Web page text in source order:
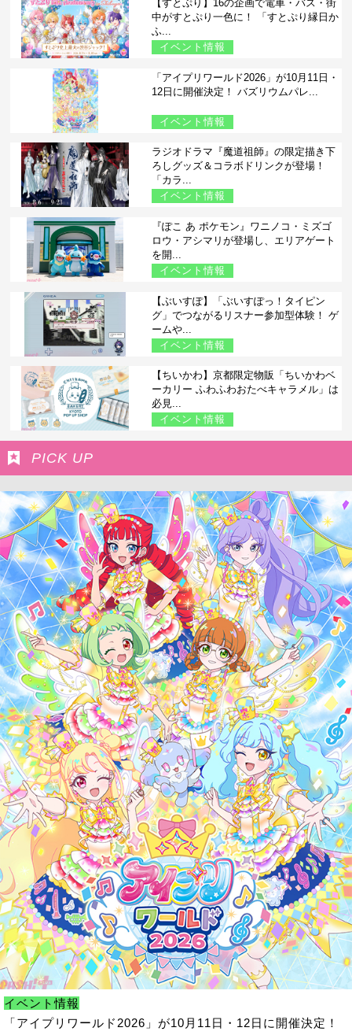
【すとぷり】16の企画で電車・バス・街
中がすとぷり一色に！ 「すとぷり縁日か
ふ...
イベント情報
「アイプリワールド2026」が10月11日・
12日に開催決定！ バズリウムパレ...
イベント情報
ラジオドラマ『魔道祖師』の限定描き下
ろしグッズ＆コラボドリンクが登場！
「カラ...
イベント情報
『ぽこ あ ポケモン』ワニノコ・ミズゴ
ロウ・アシマリが登場し、エリアゲート
を開...
イベント情報
【ぶいすぽ】「ぶいすぽっ！タイピン
グ」でつながるリスナー参加型体験！ ゲ
ームや...
イベント情報
【ちいかわ】京都限定物販「ちいかわベ
ーカリー ふわふわおたべキャラメル」は
必見...
イベント情報
PICK UP
イベント情報
「アイプリワールド2026」が10月11日・12日に開催決定！